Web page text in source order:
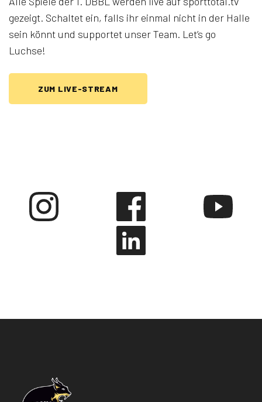
gezeigt. Schaltet ein, falls ihr einmal nicht in der Halle
sein könnt und supportet unser Team. Let’s go
Luchse!
ZUM LIVE-STREAM